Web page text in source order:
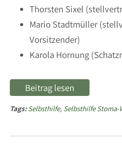
Thorsten Sixel
Mario Stadtmüller
Vorsitzender)
Karola Hornung
Beitrag lesen
Tags:Selbsthilfe, Selbsthilfe Stoma-